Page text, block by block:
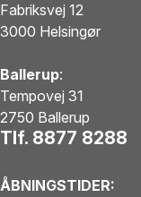
Fabriksvej 12
3000 Helsingør
Ballerup:
Tempovej 31
2750 Ballerup
Tlf. 8877 8288
ÅBNINGSTIDER: